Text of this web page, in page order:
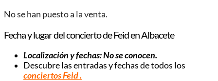
No se han puesto a la venta.
Fecha y lugar del concierto de Feid en Albacete
Localización y fechas: No se conocen.
Descubre las entradas y fechas de todos los
conciertos Feid.